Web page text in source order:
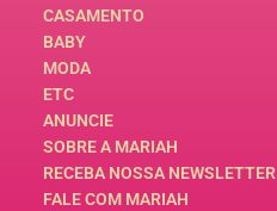
CASAMENTO
BABY
MODA
ETC
ANUNCIE
SOBRE A MARIAH
RECEBA NOSSA NEWSLETTER
FALE COM MARIAH